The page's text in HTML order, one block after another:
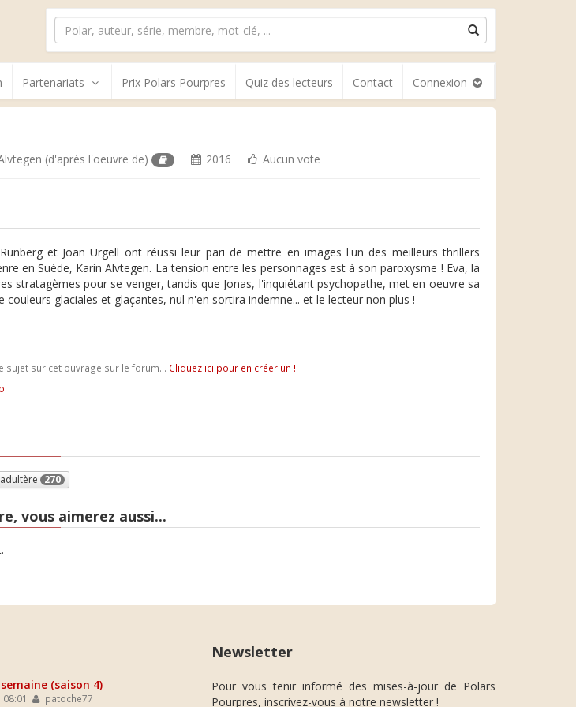
Partenariats Prix Polars Pourpres Quiz des lecteurs Contact Connexion
(d'après l'oeuvre de) 2016 Aucun vote
et Joan Urgell ont réussi leur pari de mettre en images l'un des meilleurs thrillers
en Suède, Karin Alvtegen. La tension entre les personnages est à son paroxysme ! Eva, la
stratagèmes pour se venger, tandis que Jonas, l'inquiétant psychopathe, met en oeuvre sa
couleurs glaciales et glaçantes, nul n'en sortira indemne... et le lecteur non plus !
sujet sur cet ouvrage sur le forum... Cliquez ici pour en créer un !
adultère 270
vous aimerez aussi...
(saison 4)
patoche77
Newsletter
Pour vous tenir informé des mises-à-jour de Polars
Pourpres, inscrivez-vous à notre newsletter !